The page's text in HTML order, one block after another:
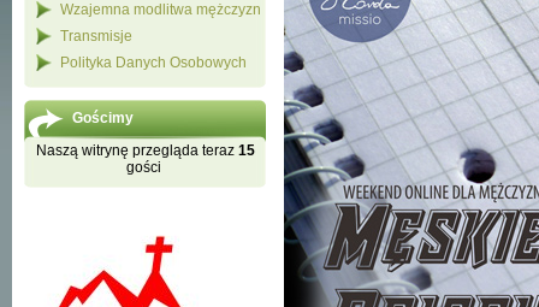
Wzajemna modlitwa mężczyzn
Transmisje
Polityka Danych Osobowych
Gościmy
Naszą witrynę przegląda teraz 15
gości